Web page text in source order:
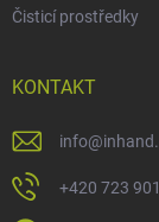
Čisticí prostředky
KONTAKT
info@
+420 723